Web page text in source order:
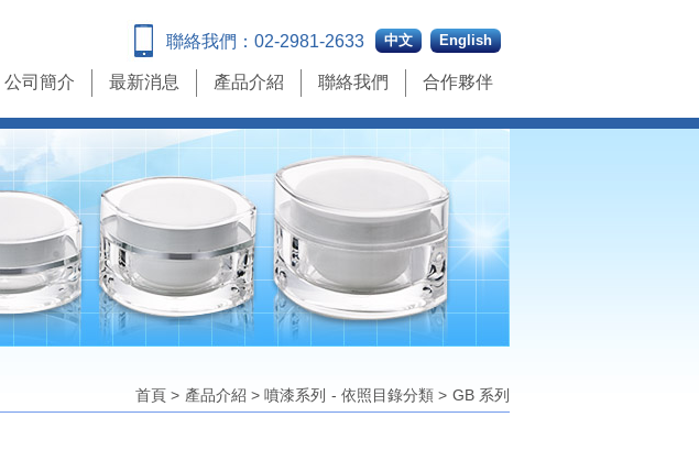
English
中文
聯絡我們： 02-2981-2633
公司簡介 最新消息 產品介紹 聯絡我們 合作夥伴
首頁> 產品介紹 >噴漆系列 - 依照目錄分類 > GB 系列